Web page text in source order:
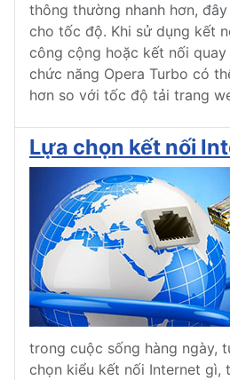
thông thường nhanh hơn,
cho tốc độ. Khi sử dụng kết
công cộng hoặc kết nối
chức năng Opera Turbo có
hơn so với tốc độ tải trang
Lựa chọn kết nối
trong cuộc sống hàng ngày,
chọn kiểu kết nối Internet gì,